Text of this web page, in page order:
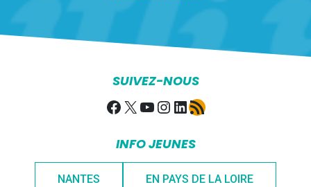
SUIVEZ-NOUS
Facebook
X YouTube
Instagram
LinkedIn
Flux RSS
INFO JEUNES
NANTES EN PAYS DE LA LOIRE